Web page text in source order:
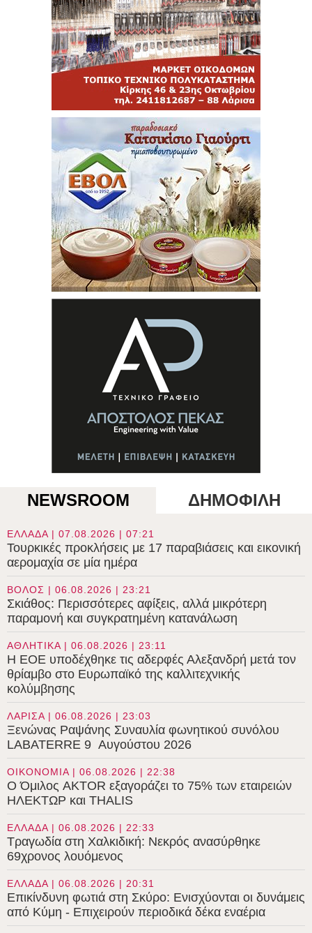
NEWSROOM ΔΗΜΟΦΙΛΗ
ΕΛΛΑΔΑ | 07.08.2026 | 07:21
Τουρκικές προκλήσεις με 17 παραβιάσεις και εικονική
αερομαχία σε μία ημέρα
ΒΟΛΟΣ | 06.08.2026 | 23:21
Σκιάθος: Περισσότερες αφίξεις, αλλά μικρότερη
παραμονή και συγκρατημένη κατανάλωση
ΑΘΛΗΤΙΚΑ | 06.08.2026 | 23:11
Η ΕΟΕ υποδέχθηκε τις αδερφές Αλεξανδρή μετά τον
θρίαμβο στο Ευρωπαϊκό της καλλιτεχνικής
κολύμβησης
ΛΑΡΙΣΑ | 06.08.2026 | 23:03
Ξενώνας Ραψάνης Συναυλία φωνητικού συνόλου
LABATERRE 9 Αυγούστου 2026
ΟΙΚΟΝΟΜΙΑ | 06.08.2026 | 22:38
Ο Όμιλος AKTOR εξαγοράζει το 75% των εταιρειών
ΗΛΕΚΤΩΡ και THALIS
ΕΛΛΑΔΑ | 06.08.2026 | 22:33
Τραγωδία στη Χαλκιδική: Νεκρός ανασύρθηκε
69χρονος λουόμενος
ΕΛΛΑΔΑ | 06.08.2026 | 20:31
Επικίνδυνη φωτιά στη Σκύρο: Ενισχύονται οι δυνάμεις
από Κύμη - Επιχειρούν περιοδικά δέκα εναέρια